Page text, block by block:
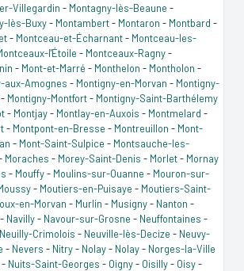
Villegardin - Montagny-lès-Beaune -
lès-Buxy- Montambert- Montaron - Montbard -
- Montceau-et-Écharnant- Montceau-les-
l'Étoile - Montceaux-Ragny-
- Mont-et-Marré - Monthelon - Montholon -
aux-Amognes - Montigny-en-Morvan - Montigny-
- Montigny-Montfort- Montigny-Saint-Barthélemy
- Montjay- Montlay-en-Auxois - Montmelard -
- Montpont-en-Bresse - Montreuillon - Mont-
- Mont-Saint-Sulpice - Montsauche-les-
Moraches - Morey-Saint-Denis - Morlet- Mornay
- Mouffy- Moulins-sur-Ouanne - Mouron-sur-
- Moutiers-en-Puisaye - Moutiers-Saint-
en-Morvan - Murlin - Musigny- Nanton -
- Navilly- Navour-sur-Grosne - Neuffontaines -
Neuilly-Crimolois - Neuville-lès-Decize - Neuvy-
- Nevers - Nitry- Nolay- Nolay- Norges-la-Ville
- Nuits-Saint-Georges - Oigny- Oisilly- Oisy-